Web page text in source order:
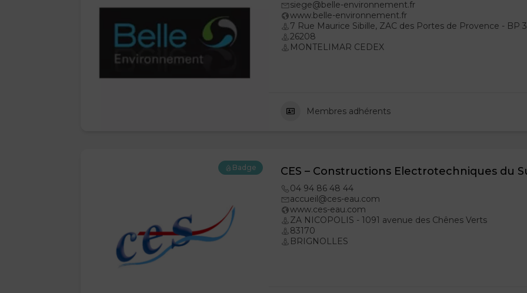
siege@belle-environnement.fr
www.belle-environnement.fr
7 Rue Maurice Sibille, ZAC des Portes de Provence - BP
26208
MONTELIMAR CEDEX
Membres adhérents
Badge CES – Constructions Electrotechniques du
04 94 86 48 44
accueil@ces-eau.com
www.ces-eau.com
ZA NICOPOLIS - 1091 avenue des Chênes Verts
83170
BRIGNOLLES